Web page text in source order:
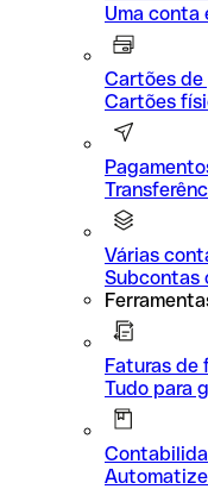
Uma conta
Cartões
Cartões
Várias
Subcontas
Faturas de
Tudo para